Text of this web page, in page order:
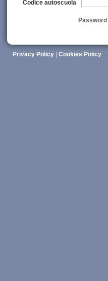
Codice autoscuola
Privacy Policy Cookies Policy